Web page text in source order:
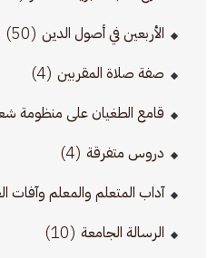
الأربعين في أصول الدين (50)
صفة صلاة المقربين (4)
قامع الطغيان على منظومة
دروس متفرقة (4)
آداب المتعلم والمعلم وآفات
الرسالة الجامعة (10)